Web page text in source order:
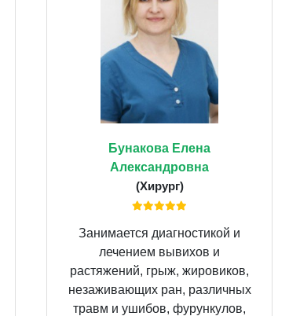
Бунакова Елена
Александровна
(Хирург)
Занимается диагностикой и
лечением вывихов и
растяжений, грыж, жировиков,
незаживающих ран, различных
травм и ушибов, фурункулов,